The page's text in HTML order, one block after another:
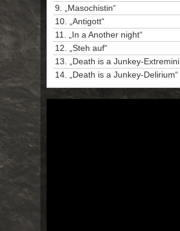
9.
„Masochistin“
10.
„Antigott“
11.
„In a Another night“
12.
„Steh auf“
13.
„Death is a Junkey-Extreministisch“
14.
„Death is a Junkey-Delirium“